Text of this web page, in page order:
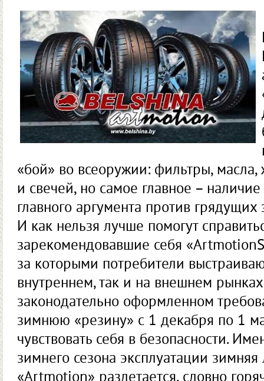
«бой» во всеоружии: фильтры,
и свечей, но самое главное –
главного аргумента против
И как нельзя лучше помогут
зарекомендовавшие себя
за которыми потребители
внутреннем, так и на внешнем
законодательно оформленном
зимнюю «резину» с 1 декабря по 1
чувствовать себя в безопасности.
зимнего сезона эксплуатации